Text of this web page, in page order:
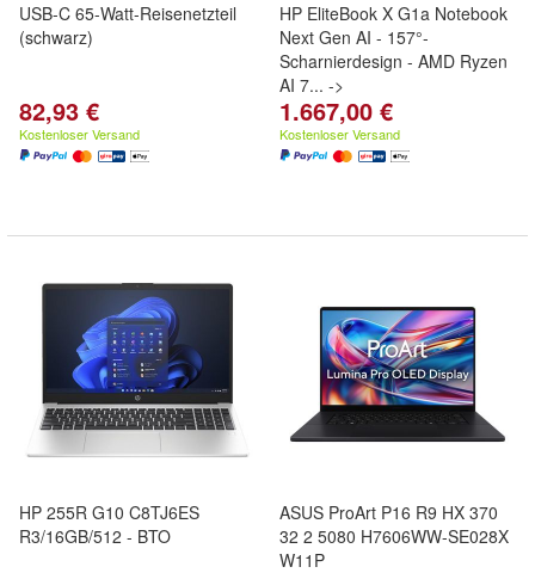
USB-C 65-Watt-Reisenetzteil
(schwarz)
82,93 €
Kostenloser Versand
HP EliteBook X G1a Notebook
Next Gen AI - 157°-
Scharnierdesign - AMD Ryzen
AI 7... ->
1.667,00 €
Kostenloser Versand
HP 255R G10 C8TJ6ES
R3/16GB/512 - BTO
ASUS ProArt P16 R9 HX 370
32 2 5080 H7606WW-SE028X
W11P